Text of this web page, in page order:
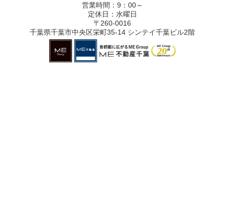
営業時間：9：00～
定休日：水曜日
〒260-0016
千葉県千葉市中央区栄町35-14 シンテイ千葉ビル2階